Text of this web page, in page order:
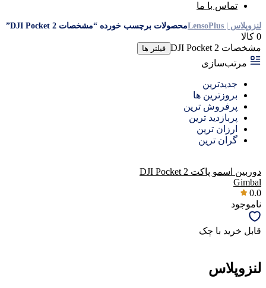
تماس با ما
لنزوپلاس | LensoPlus محصولات برچسب خورده “مشخصات DJI Pocket 2”
0 کالا
مشخصات DJI Pocket 2
فیلتر ها
مرتب‌سازی
جدیدترین
بروزترین ها
پرفروش ترین
پربازدید ترین
ارزان ترین
گران ترین
دوربین اسمو پاکت DJI Pocket 2
Gimbal
0.0
ناموجود
قابل خرید با چک
لنزوپلاس